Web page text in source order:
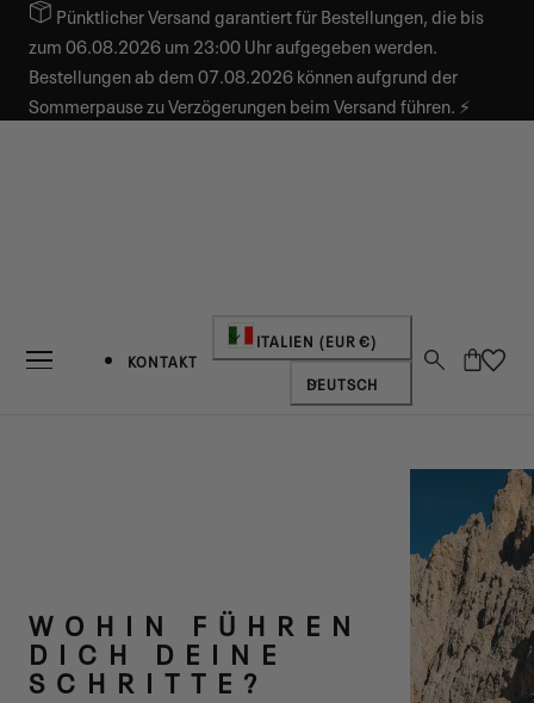
SPRINGEN
Pünktlicher Versand garantiert für Bestellungen, die bis
zum 06.08.2026 um 23:00 Uhr aufgegeben werden.
Bestellungen ab dem 07.08.2026 können aufgrund der
Sommerpause zu Verzögerungen beim Versand führen. ⚡
KONTAKT
Land/Region
ITALIEN (EUR €)
Sprache
DEUTSCH
Warenkorb
ZWEI LINIEN
EINE VISION
WOHIN FÜHREN
DICH DEINE
SCHRITTE?